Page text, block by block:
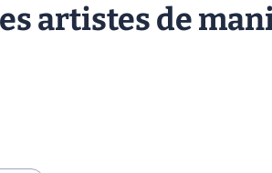
artistes de